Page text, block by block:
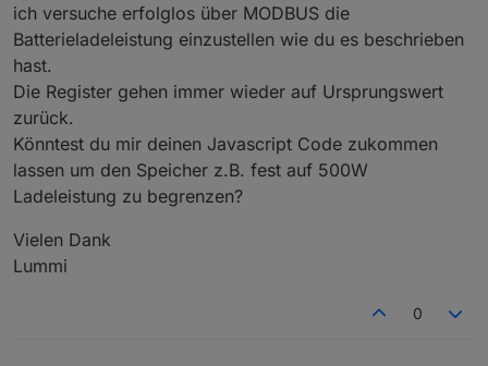
ich versuche erfolglos über MODBUS die
Batterieladeleistung einzustellen wie du es beschrieben
hast.
Die Register gehen immer wieder auf Ursprungswert
zurück.
Könntest du mir deinen Javascript Code zukommen
lassen um den Speicher z.B. fest auf 500W
Ladeleistung zu begrenzen?
Vielen Dank
Lummi
0